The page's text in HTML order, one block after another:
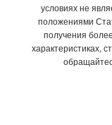
условиях не
положениями
получения
характеристиках,